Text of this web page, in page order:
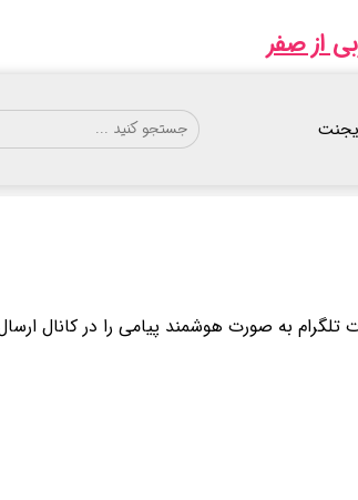
به صورت هوشمند پیامی را در کانال